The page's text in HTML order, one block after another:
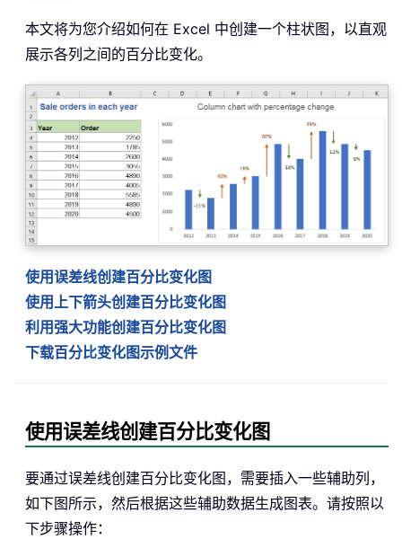
本文将为您介绍如何在 Excel 中创建一个柱状图，以直观
展示各列之间的百分比变化。
使用误差线创建百分比变化图
使用上下箭头创建百分比变化图
利用强大功能创建百分比变化图
下载百分比变化图示例文件
使用误差线创建百分比变化图
要通过误差线创建百分比变化图，需要插入一些辅助列，
如下图所示，然后根据这些辅助数据生成图表。请按照以
下步骤操作：